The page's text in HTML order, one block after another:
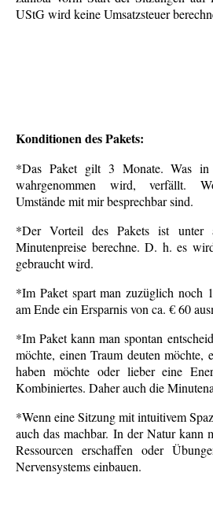
UStG wird keine Umsatzsteuer
Konditionen des Pakets:
*Das Paket gilt 3 Monate. Was in
wahrgenommen wird, verfällt.
Umstände mit mir besprechbar sind.
*Der Vorteil des Pakets ist unter
Minutenpreise berechne. D. h. es
gebraucht wird.
*Im Paket spart man zuzüglich noch
am Ende ein Ersparnis von ca. € 60
*Im Paket kann man spontan
möchte, einen Traum deuten möchte,
haben möchte oder lieber eine
Kombiniertes. Daher auch die
*Wenn eine Sitzung mit intuitivem
auch das machbar. In der Natur kann
Ressourcen erschaffen oder
Nervensystems einbauen.